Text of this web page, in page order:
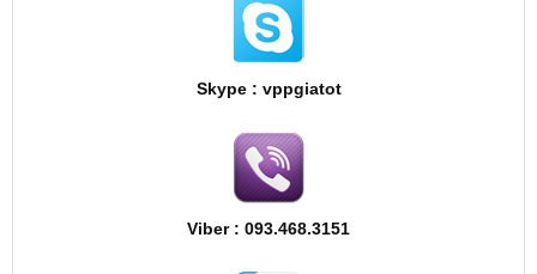
Skype : vppgiatot
Viber : 093.468.3151